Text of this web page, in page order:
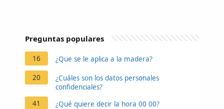
Preguntas populares
16 ¿Que se le aplica a la madera?
20
¿Cuáles son los datos personales
confidenciales?
41
¿Qué quiere decir la hora 00 00?